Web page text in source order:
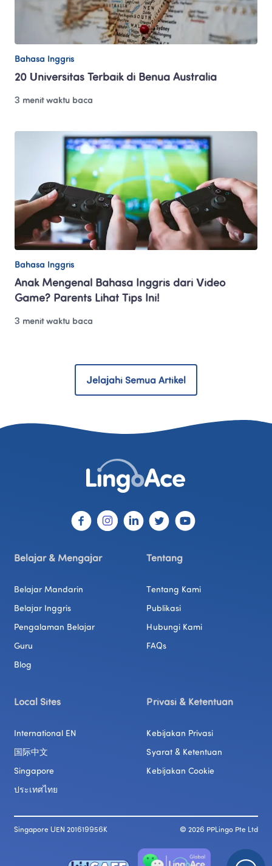
Bahasa Inggris
20 Universitas Terbaik di Benua Australia
3 menit waktu baca
Bahasa Inggris
Anak Mengenal Bahasa Inggris dari Video
Game? Parents Lihat Tips Ini!
3 menit waktu baca
Jelajahi Semua Artikel
Belajar & Mengajar
Belajar Mandarin
Belajar Inggris
Pengalaman Belajar
Guru
Blog
Tentang
Tentang Kami
Publikasi
Hubungi Kami
FAQs
Local Sites
International EN
国际中文
Singapore
ประเทศไทย
Privasi & Ketentuan
Kebijakan Privasi
Syarat & Ketentuan
Kebijakan Cookie
Singapore UEN 201619956K © 2026 PPLingo Pte Ltd